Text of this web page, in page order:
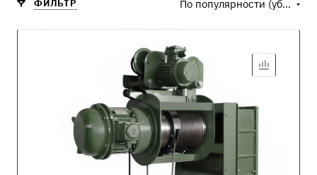
ФИЛЬТР По популярности (убывание)